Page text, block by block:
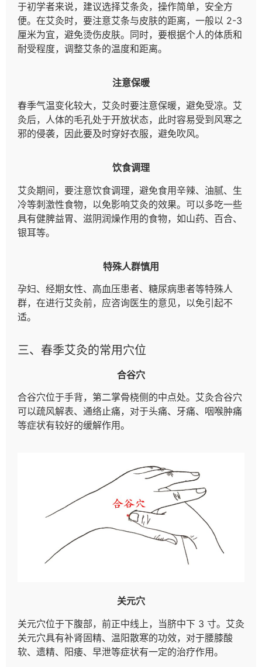
于初学者来说，建议选择艾条灸，操作简单，安全方
便。在艾灸时，要注意艾条与皮肤的距离，一般以 2-3
厘米为宜，避免烫伤皮肤。同时，要根据个人的体质和
耐受程度，调整艾条的温度和距离。
注意保暖
春季气温变化较大，艾灸时要注意保暖，避免受凉。艾
灸后，人体的毛孔处于开放状态，此时容易受到风寒之
邪的侵袭，因此要及时穿好衣服，避免吹风。
饮食调理
艾灸期间，要注意饮食调理，避免食用辛辣、油腻、生
冷等刺激性食物，以免影响艾灸的效果。可以多吃一些
具有健脾益胃、滋阴润燥作用的食物，如山药、百合、
银耳等。
特殊人群慎用
孕妇、经期女性、高血压患者、糖尿病患者等特殊人
群，在进行艾灸前，应咨询医生的意见，以免引起不
适。
三、春季艾灸的常用穴位
合谷穴
合谷穴位于手背，第二掌骨桡侧的中点处。艾灸合谷穴
可以疏风解表、通络止痛，对于头痛、牙痛、咽喉肿痛
等症状有较好的缓解作用。
关元穴
关元穴位于下腹部，前正中线上，当脐中下 3 寸。艾灸
关元穴具有补肾固精、温阳散寒的功效，对于腰膝酸
软、遗精、阳痿、早泄等症状有一定的治疗作用。